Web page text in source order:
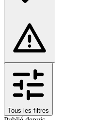
Tous les filtres